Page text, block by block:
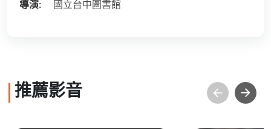
導演:
國立台中圖書館
推薦影音